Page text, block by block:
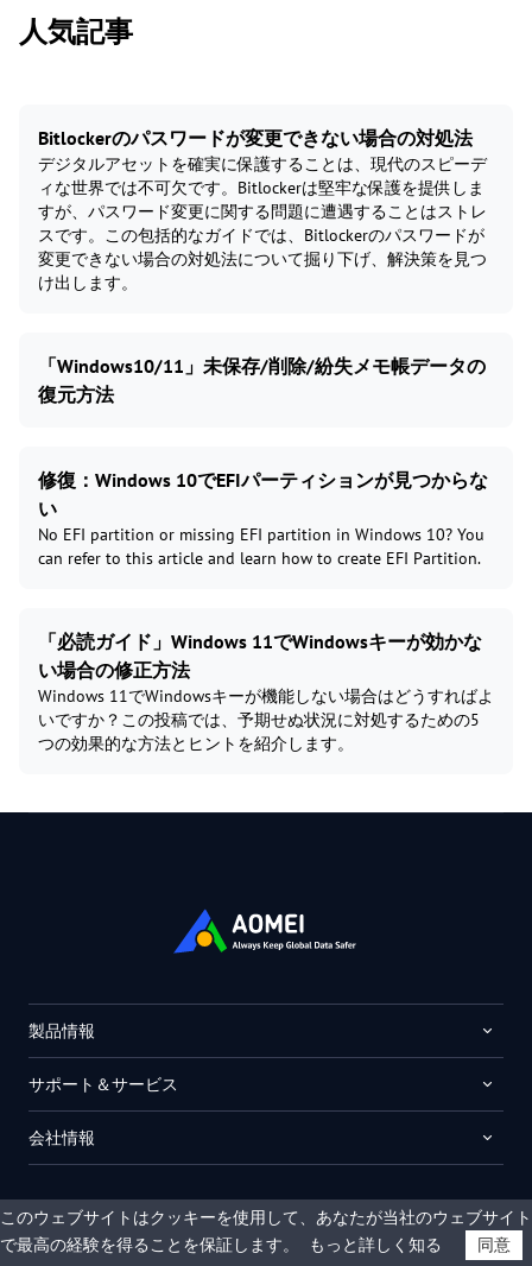
人気記事
Bitlockerのパスワードが変更できない場合の対処法
デジタルアセットを確実に保護することは、現代のスピーデ
ィな世界では不可欠です。Bitlockerは堅牢な保護を提供しま
すが、パスワード変更に関する問題に遭遇することはストレ
スです。この包括的なガイドでは、Bitlockerのパスワードが
変更できない場合の対処法について掘り下げ、解決策を見つ
け出します。
「Windows10/11」未保存/削除/紛失メモ帳データの
復元方法
修復：Windows 10でEFIパーティションが見つからな
い
No EFI partition or missing EFI partition in Windows 10? You
can refer to this article and learn how to create EFI Partition.
「必読ガイド」Windows 11でWindowsキーが効かな
い場合の修正方法
Windows 11でWindowsキーが機能しない場合はどうすればよ
いですか？この投稿では、予期せぬ状況に対処するための5
つの効果的な方法とヒントを紹介します。
製品情報
サポート＆サービス
会社情報
このウェブサイトはクッキーを使用して、あなたが当社のウェブサイト
で最高の経験を得ることを保証します。
もっと詳しく知る 同意